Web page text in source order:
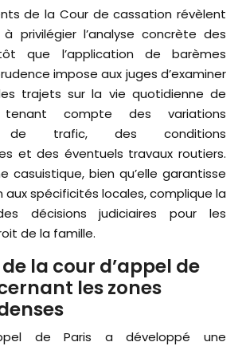
de la Cour de cassation révèlent
privilégier l’analyse concrète des
que l’application de barèmes
impose aux juges d’examiner
trajets sur la vie quotidienne de
compte des variations
de trafic, des conditions
et des éventuels travaux routiers.
casuistique, bien qu’elle garantisse
spécificités locales, complique la
décisions judiciaires pour les
de la famille.
la cour d’appel de
les zones
de Paris a développé une